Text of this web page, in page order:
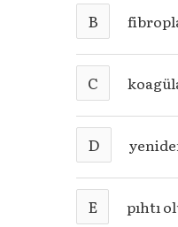
B
C
D
E pıhtı